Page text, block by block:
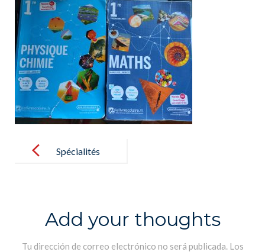
navigationSpécialités
Add your thoughts
Tu dirección de correo electrónico no será publicada. Los